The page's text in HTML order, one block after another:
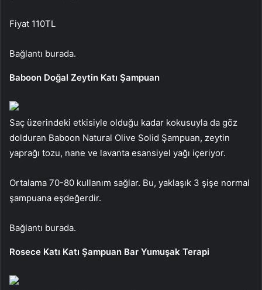
Fiyat 110TL
Bağlantı burada.
Baboon Doğal Zeytin Katı Şampuan
Saç üzerindeki etkisiyle olduğu kadar kokusuyla da göz
dolduran Baboon Natural Olive Solid Şampuan, zeytin
yaprağı tozu, nane ve lavanta esansiyel yağı içeriyor.
Ortalama 70-80 kullanım sağlar. Bu, yaklaşık 3 şişe normal
şampuana eşdeğerdir.
Bağlantı burada.
Rosece Katı Katı Şampuan Bar Yumuşak Terapi